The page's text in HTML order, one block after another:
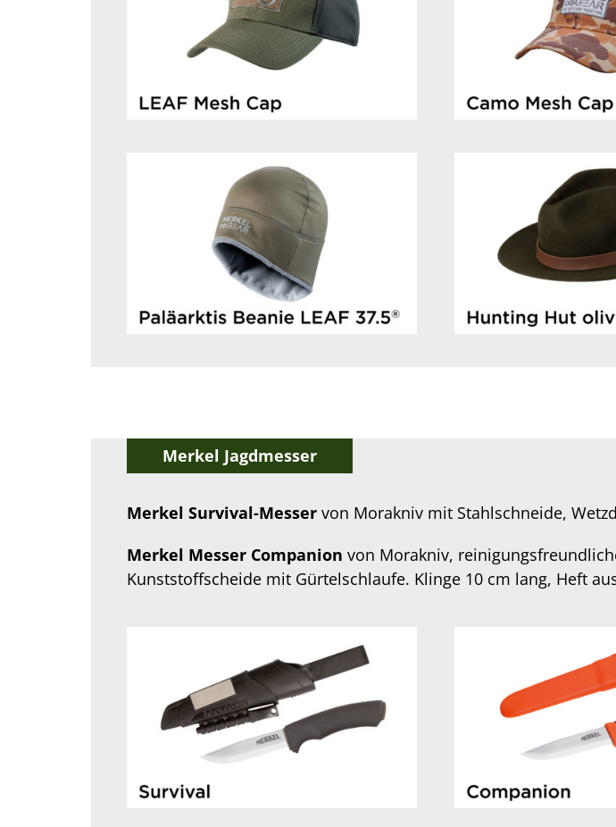
Merkel Jagdmesser
Merkel Survival-Messer von Morakniv mit Stahlschneide,
Merkel Messer Companion von Morakniv,
Kunststoffscheide mit Gürtelschlaufe. Klinge 10 cm lang, Heft